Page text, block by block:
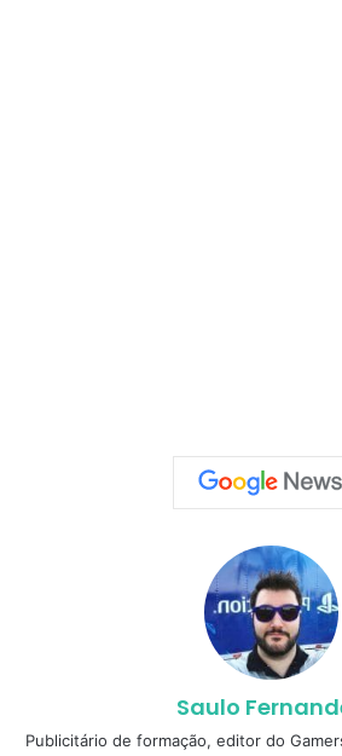
Saulo
Publicitário de formação, editor do